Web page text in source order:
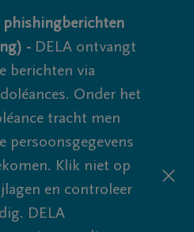
phishingberichten
- DELA ontvangt
berichten via
Onder het
tracht men
persoonsgegevens
Klik niet op
en controleer
DELA